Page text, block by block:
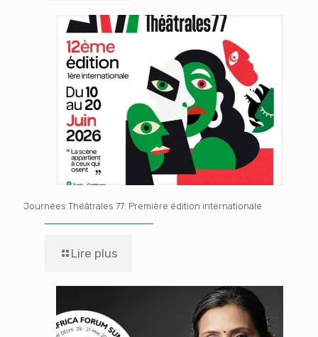
Journées Théâtrales 77: Première édition internationale
Lire plus